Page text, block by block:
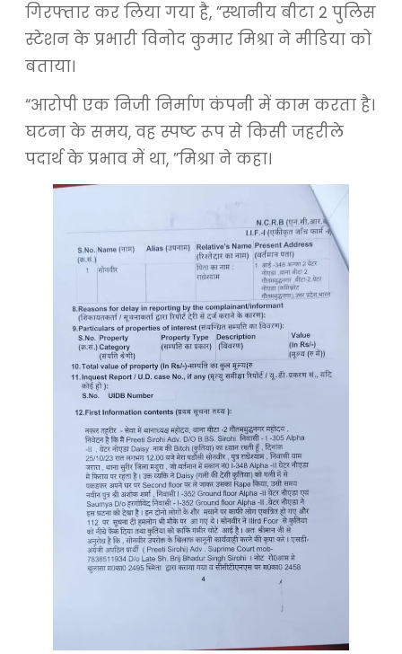
गिरफ्तार कर लिया गया है, ”स्थानीय बीटा 2 पुलिस
स्टेशन के प्रभारी विनोद कुमार मिश्रा ने मीडिया को
बताया।
“आरोपी एक निजी निर्माण कंपनी में काम करता है।
घटना के समय, वह स्पष्ट रूप से किसी जहरीले
पदार्थ के प्रभाव में था, ”मिश्रा ने कहा।